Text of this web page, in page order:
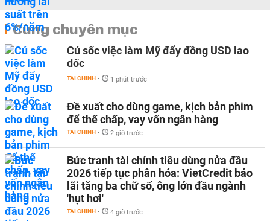
Cùng chuyên mục
Cú sốc việc làm Mỹ đẩy đồng USD lao
dốc
TÀI CHÍNH - 1 phút trước
Đề xuất cho dùng game, kịch bản phim
để thế chấp, vay vốn ngân hàng
TÀI CHÍNH - 2 giờ trước
Bức tranh tài chính tiêu dùng nửa đầu
2026 tiếp tục phân hóa: VietCredit báo
lãi tăng ba chữ số, ông lớn đầu ngành
'hụt hơi'
TÀI CHÍNH - 4 giờ trước